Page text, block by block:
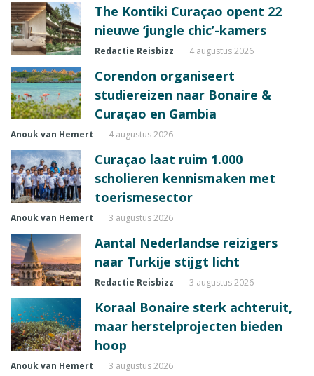
The Kontiki Curaçao opent 22
nieuwe ‘jungle chic’-kamers
Redactie Reisbizz 4 augustus 2026
Corendon organiseert
studiereizen naar Bonaire &
Curaçao en Gambia
Anouk van Hemert 4 augustus 2026
Curaçao laat ruim 1.000
scholieren kennismaken met
toerismesector
Anouk van Hemert 3 augustus 2026
Aantal Nederlandse reizigers
naar Turkije stijgt licht
Redactie Reisbizz 3 augustus 2026
Koraal Bonaire sterk achteruit,
maar herstelprojecten bieden
hoop
Anouk van Hemert 3 augustus 2026